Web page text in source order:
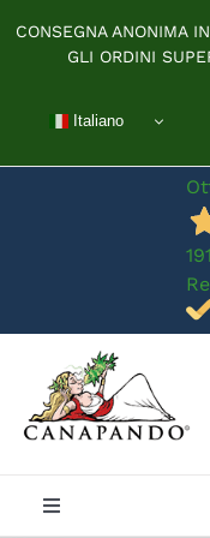
contenuto
CONSEGNA ANONIMA
GLI ORDINI
Italiano
191
Toggle